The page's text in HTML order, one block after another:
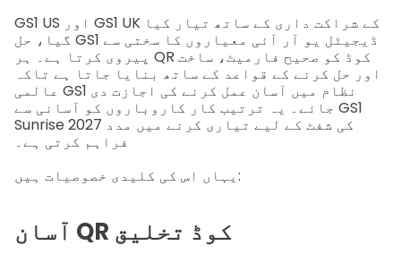
GS1 US اور GS1 UK کے شراکت داری کے ساتھ تیار کیا
گیا، حل GS1 ڈیجیٹل یو آر آئی معیاروں کا سختی سے
پیروی کرتا ہے۔ ہر QR کوڈ کو صحیح فارمیٹ، ساخت
اور حل کرنے کے قواعد کے ساتھ بنایا جاتا ہے تاکہ
عالمی GS1 نظام میں آسان عمل کرنے کی اجازت دی
جائے۔ یہ ترتیب کار کاروباروں کو آسانی سے GS1
Sunrise 2027 کی شفٹ کے لیے تیاری کرنے میں مدد
فراہم کرتی ہے۔
یہاں اس کی کلیدی خصوصیات ہیں:
آسان QR کوڈ تخلیق